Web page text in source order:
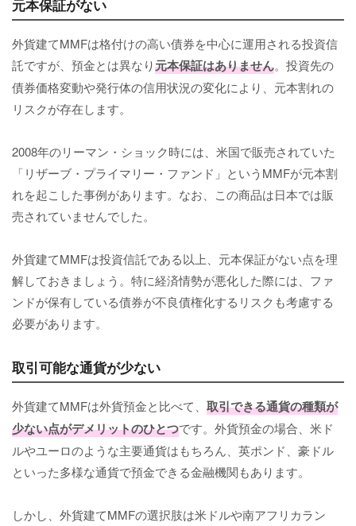
元本保証がない
外貨建てMMFは格付けの高い債券を中心に運用される投資信
託ですが、預金とは異なり元本保証はありません。投資先の
債券価格変動や発行体の信用状況の変化により、元本割れの
リスクが存在します。
2008年のリーマン・ショック時には、米国で販売されていた
「リザーブ・プライマリー・ファンド」というMMFが元本割
れを起こした事例があります。なお、この商品は日本では販
売されていませんでした。
外貨建てMMFは投資信託である以上、元本保証がない点を理
解しておきましょう。特に経済情勢が悪化した際には、ファ
ンドが保有している債券が不良債権化するリスクも考慮する
必要があります。
取引可能な通貨が少ない
外貨建てMMFは外貨預金と比べて、 取引できる通貨の種類が
少ない点がデメリットのひとつです。外貨預金の場合、米ド
ルやユーロのような主要通貨はもちろん、英ポンド、豪ドル
といった多様な通貨で預金できる金融機関もあります。
しかし、外貨建てMMFの選択肢は米ドルや南アフリカラン